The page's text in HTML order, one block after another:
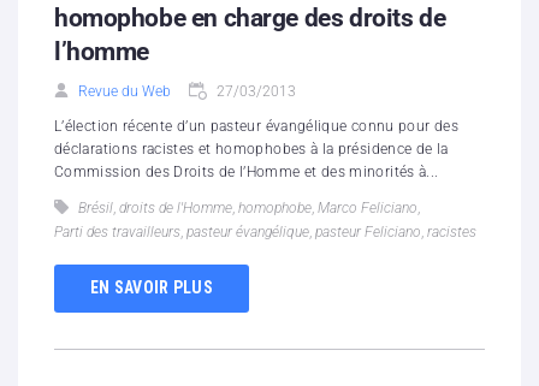
homophobe en charge des droits de
l’homme
Revue du Web 27/03/2013
L’élection récente d’un pasteur évangélique connu pour des
déclarations racistes et homophobes à la présidence de la
Commission des Droits de l’Homme et des minorités à...
Brésil, droits de l'Homme, homophobe, Marco Feliciano,
Parti des travailleurs, pasteur évangélique, pasteur Feliciano, racistes
EN SAVOIR PLUS